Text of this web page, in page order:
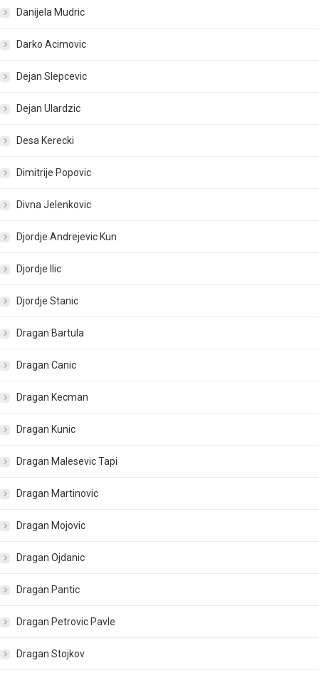
Danijela Mudric
Darko Acimovic
Dejan Slepcevic
Dejan Ulardzic
Desa Kerecki
Dimitrije Popovic
Divna Jelenkovic
Djordje Andrejevic Kun
Djordje Ilic
Djordje Stanic
Dragan Bartula
Dragan Canic
Dragan Kecman
Dragan Kunic
Dragan Malesevic Tapi
Dragan Martinovic
Dragan Mojovic
Dragan Ojdanic
Dragan Pantic
Dragan Petrovic Pavle
Dragan Stojkov